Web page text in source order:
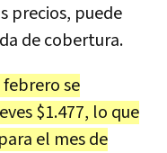
precios, puede
de cobertura.
se
$1.477, lo que
el mes de